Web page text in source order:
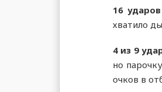
16
хватило
4 из 9
но
очков в